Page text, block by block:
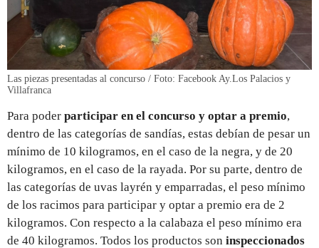
Las piezas presentadas al concurso / Foto: Facebook Ay.Los Palacios y
Villafranca
Para poder participar en el concurso y optar a premio,
dentro de las categorías de sandías, estas debían de pesar un
mínimo de 10 kilogramos, en el caso de la negra, y de 20
kilogramos, en el caso de la rayada. Por su parte, dentro de
las categorías de uvas layrén y emparradas, el peso mínimo
de los racimos para participar y optar a premio era de 2
kilogramos. Con respecto a la calabaza el peso mínimo era
de 40 kilogramos. Todos los productos son inspeccionados